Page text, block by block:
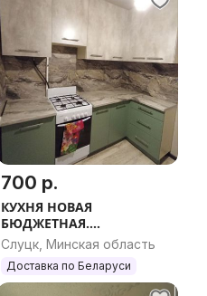
700 р.
КУХНЯ НОВАЯ
БЮДЖЕТНАЯ.
МОДУЛЬНЫЕ КУХНИ.
ПРЯМЫЕ И УГЛОВЫЕ.
ЛЮБОЙ РАЗМЕР.
Слуцк, Минская область
Доставка по Беларуси